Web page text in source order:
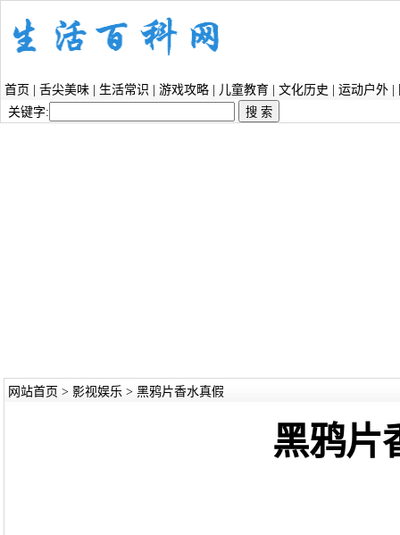
首页 舌尖美味 生活常识 游戏攻略 儿童教育 文化历史 运动户外
关键字:
网站首页 > 影视娱乐 > 黑鸦片香水真假
黑鸦片